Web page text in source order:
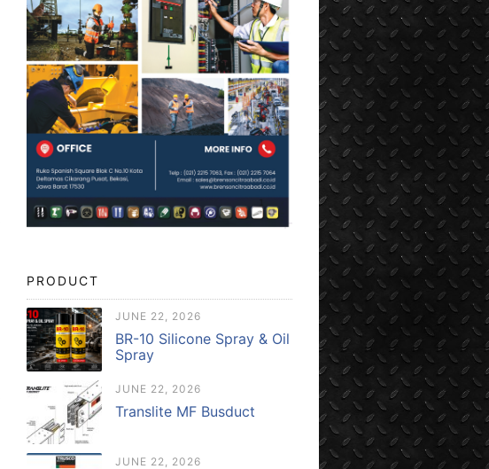
PRODUCT
JUNE 22, 2026
BR-10 Silicone Spray & Oil
Spray
JUNE 22, 2026
Translite MF Busduct
JUNE 22, 2026